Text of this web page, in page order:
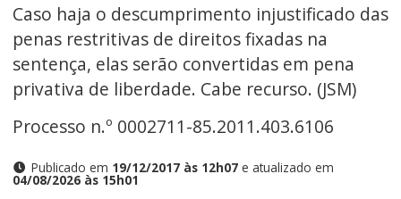
Caso haja o descumprimento injustificado das
penas restritivas de direitos fixadas na
sentença, elas serão convertidas em pena
privativa de liberdade. Cabe recurso. (JSM)
Processo n.º 0002711-85.2011.403.6106
Publicado em 19/12/2017 às 12h07e atualizado em
04/08/2026 às 15h01